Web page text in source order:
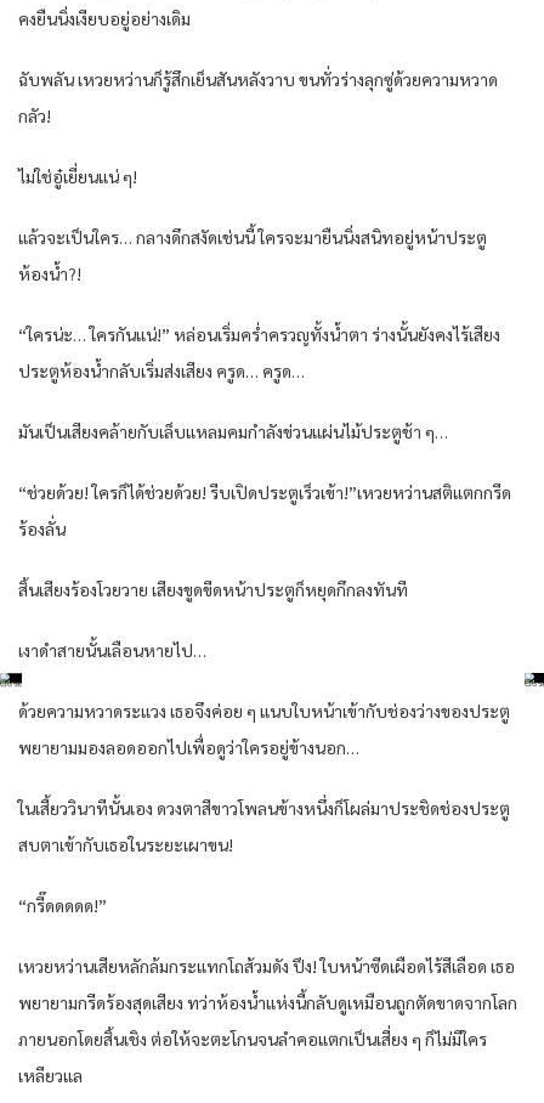
คงยืนนิ่งเงียบอยู่อย่างเดิม
ฉับพลัน เหวยหว่านก็รู้สึกเย็นสันหลังวาบ ขนทั่วร่างลุกซู่ด้วยความหวาด
กลัว!
ไม่ใช่อู๋เยี่ยนแน่ ๆ!
แล้วจะเป็นใคร… กลางดึกสงัดเช่นนี้ ใครจะมายืนนิ่งสนิทอยู่หน้าประตู
ห้องน้ำ?!
“ใครน่ะ… ใครกันแน่!” หล่อนเริ่มคร่ำครวญทั้งน้ำตา ร่างนั้นยังคงไร้เสียง
ประตูห้องน้ำกลับเริ่มส่งเสียง ครูด… ครูด…
มันเป็นเสียงคล้ายกับเล็บแหลมคมกำลังข่วนแผ่นไม้ประตูช้า ๆ…
“ช่วยด้วย! ใครก็ได้ช่วยด้วย! รีบเปิดประตูเร็วเข้า!”เหวยหว่านสติแตกกรีด
ร้องลั่น
สิ้นเสียงร้องโวยวาย เสียงขูดขีดหน้าประตูก็หยุดกึกลงทันที
เงาดำสายนั้นเลือนหายไป…
ด้วยความหวาดระแวง เธอจึงค่อย ๆ แนบใบหน้าเข้ากับช่องว่างของประตู
พยายามมองลอดออกไปเพื่อดูว่าใครอยู่ข้างนอก…
ในเสี้ยววินาทีนั้นเอง ดวงตาสีขาวโพลนข้างหนึ่งก็โผล่มาประชิดช่องประตู
สบตาเข้ากับเธอในระยะเผาขน!
“กรี๊ดดดดด!”
เหวยหว่านเสียหลักล้มกระแทกโถส้วมดัง ปึง! ใบหน้าซีดเผือดไร้สีเลือด เธอ
พยายามกรีดร้องสุดเสียง ทว่าห้องน้ำแห่งนี้กลับดูเหมือนถูกตัดขาดจากโลก
ภายนอกโดยสิ้นเชิง ต่อให้จะตะโกนจนลำคอแตกเป็นเสี่ยง ๆ ก็ไม่มีใคร
เหลียวแล